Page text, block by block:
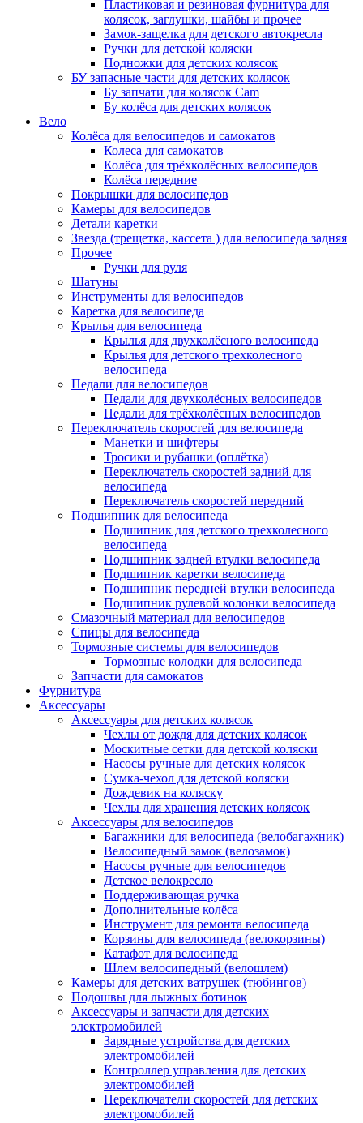
Пластиковая и резиновая фурнитура для
колясок, заглушки, шайбы и прочее
Замок-защелка для детского автокресла
Ручки для детской коляски
Подножки для детских колясок
БУ запасные части для детских колясок
Бу запчати для колясок Cam
Бу колёса для детских колясок
Вело
Колёса для велосипедов и самокатов
Колеса для самокатов
Колёса для трёхколёсных велосипедов
Колёса передние
Покрышки для велосипедов
Камеры для велосипедов
Детали каретки
Звезда (трещетка, кассета ) для велосипеда задняя
Прочее
Ручки для руля
Шатуны
Инструменты для велосипедов
Каретка для велосипеда
Крылья для велосипеда
Крылья для двухколёсного велосипеда
Крылья для детского трехколесного
велосипеда
Педали для велосипедов
Педали для двухколёсных велосипедов
Педали для трёхколёсных велосипедов
Переключатель скоростей для велосипеда
Манетки и шифтеры
Тросики и рубашки (оплётка)
Переключатель скоростей задний для
велосипеда
Переключатель скоростей передний
Подшипник для велосипеда
Подшипник для детского трехколесного
велосипеда
Подшипник задней втулки велосипеда
Подшипник каретки велосипеда
Подшипник передней втулки велосипеда
Подшипник рулевой колонки велосипеда
Смазочный материал для велосипедов
Спицы для велосипеда
Тормозные системы для велосипедов
Тормозные колодки для велосипеда
Запчасти для самокатов
Фурнитура
Аксессуары
Аксессуары для детских колясок
Чехлы от дождя для детских колясок
Москитные сетки для детской коляски
Насосы ручные для детских колясок
Сумка-чехол для детской коляски
Дождевик на коляску
Чехлы для хранения детских колясок
Аксессуары для велосипедов
Багажники для велосипеда (велобагажник)
Велосипедный замок (велозамок)
Насосы ручные для велосипедов
Детское велокресло
Поддерживающая ручка
Дополнительные колёса
Инструмент для ремонта велосипеда
Корзины для велосипеда (велокорзины)
Катафот для велосипеда
Шлем велосипедный (велошлем)
Камеры для детских ватрушек (тюбингов)
Подошвы для лыжных ботинок
Аксессуары и запчасти для детских
электромобилей
Зарядные устройства для детских
электромобилей
Контроллер управления для детских
электромобилей
Переключатели скоростей для детских
электромобилей